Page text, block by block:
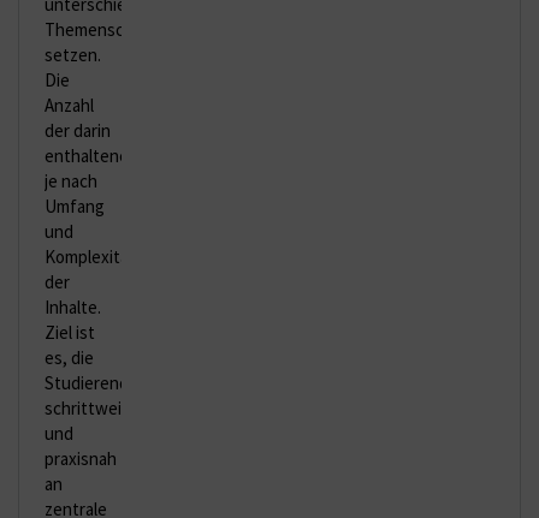
Themenschwerpunkte
setzen.
Die
Anzahl
der darin
enthaltenen
je nach
Umfang
und
Komplexität
der
Inhalte.
Ziel ist
es, die
Studierenden
schrittweise
und
praxisnah
an
zentrale